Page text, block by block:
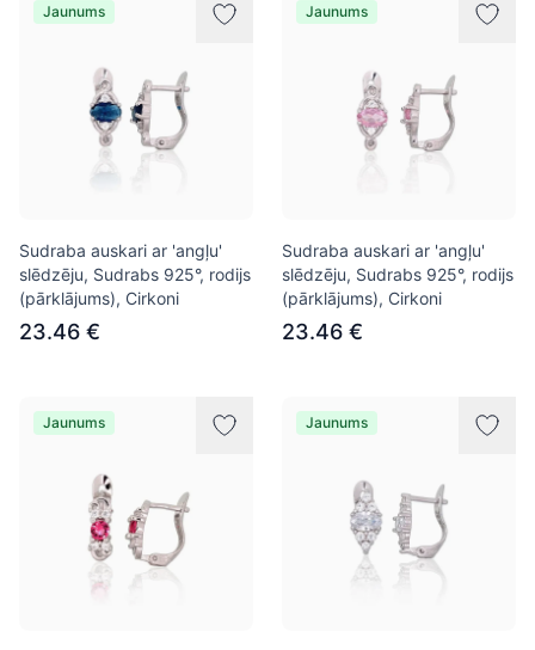
Jaunums
Sudraba auskari ar 'angļu'
slēdzēju, Sudrabs 925°, rodijs
(pārklājums), Cirkoni
23.46 €
Jaunums
Sudraba auskari ar 'angļu'
slēdzēju, Sudrabs 925°, rodijs
(pārklājums), Cirkoni
23.46 €
Jaunums Jaunums